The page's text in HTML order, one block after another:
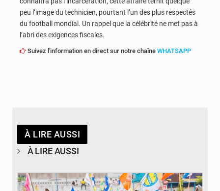
peu l’image du technicien, pourtant l’un des plus respectés
du football mondial. Un rappel que la célébrité ne met pas à
l’abri des exigences fiscales.
Suivez l'information en direct sur notre chaîne WHATSAPP
À LIRE AUSSI
À LIRE AUSSI